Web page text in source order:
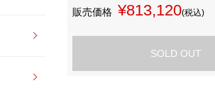
販売価格 ¥813,120(税込)
SOLD OUT